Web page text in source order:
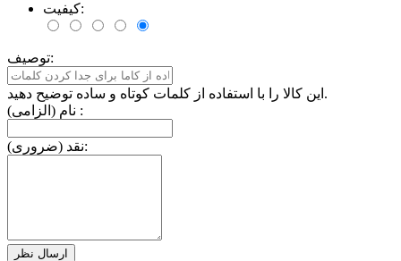
کیفیت:
توصیف:
این کالا را با استفاده از کلمات کوتاه و ساده توضیح دهید.
نام (الزامی) :
نقد (ضروری):